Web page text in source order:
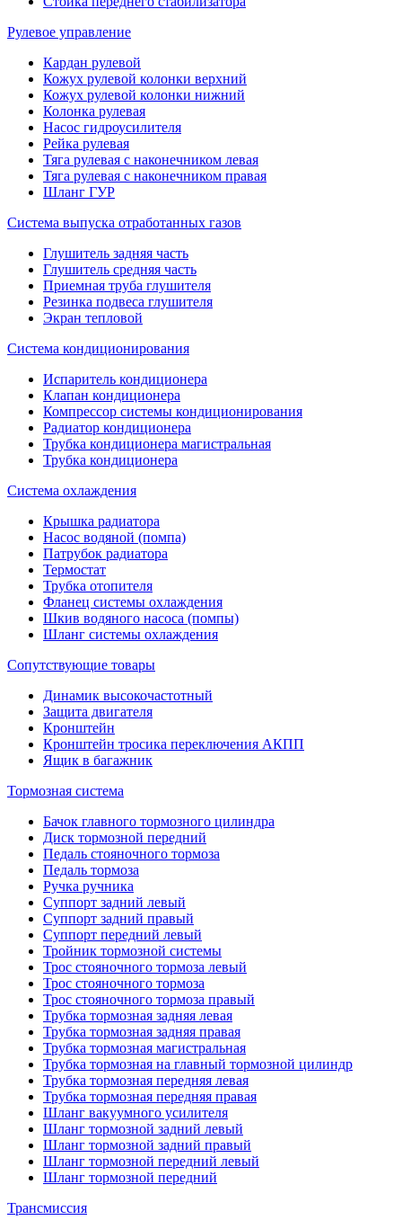
Рулевое управление
Кардан рулевой
Кожух рулевой колонки верхний
Кожух рулевой колонки нижний
Колонка рулевая
Насос гидроусилителя
Рейка рулевая
Тяга рулевая с наконечником левая
Тяга рулевая с наконечником правая
Шланг ГУР
Система выпуска отработанных газов
Глушитель задняя часть
Глушитель средняя часть
Приемная труба глушителя
Резинка подвеса глушителя
Экран тепловой
Система кондиционирования
Испаритель кондиционера
Клапан кондиционера
Компрессор системы кондиционирования
Радиатор кондиционера
Трубка кондиционера магистральная
Трубка кондиционера
Система охлаждения
Крышка радиатора
Насос водяной (помпа)
Патрубок радиатора
Термостат
Трубка отопителя
Фланец системы охлаждения
Шкив водяного насоса (помпы)
Шланг системы охлаждения
Сопутствующие товары
Динамик высокочастотный
Защита двигателя
Кронштейн
Кронштейн тросика переключения АКПП
Ящик в багажник
Тормозная система
Бачок главного тормозного цилиндра
Диск тормозной передний
Педаль стояночного тормоза
Педаль тормоза
Ручка ручника
Суппорт задний левый
Суппорт задний правый
Суппорт передний левый
Тройник тормозной системы
Трос стояночного тормоза левый
Трос стояночного тормоза
Трос стояночного тормоза правый
Трубка тормозная задняя левая
Трубка тормозная задняя правая
Трубка тормозная магистральная
Трубка тормозная на главный тормозной цилиндр
Трубка тормозная передняя левая
Трубка тормозная передняя правая
Шланг вакуумного усилителя
Шланг тормозной задний левый
Шланг тормозной задний правый
Шланг тормозной передний левый
Шланг тормозной передний
Трансмиссия